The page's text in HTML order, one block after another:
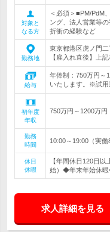
対象と
なる方
＜必須＞■PM/PdM
ング、法人営業等
折衝の経験など
勤務地
東京都港区虎ノ門
【雇入れ直後】上
給与
年俸制：750万円～
いたします。※試用
初年度
年収
750万円～1200万円
勤務
時間
10:00～19:00（実
休日
休暇
【年間休日120日
始）◆年末年始休
求人詳細を見る